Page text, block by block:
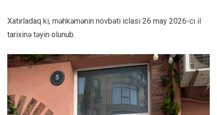
Xatırladaq ki, məhkəmənin növbəti iclası 26 may 2026-cı il
tarixinə təyin olunub.